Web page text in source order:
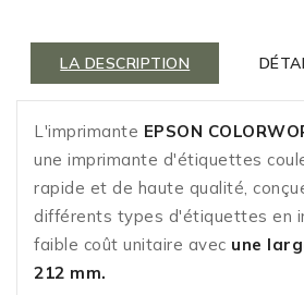
LA DESCRIPTION
L'imprimante EPSON
une imprimante d'étiquettes
rapide et de haute qualité,
différents types d'étiquettes en
faible coût unitaire avec une
212 mm.